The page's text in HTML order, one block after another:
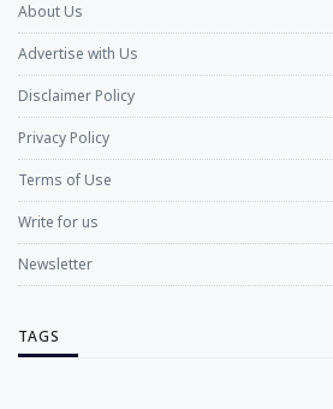
About Us
Advertise with Us
Disclaimer Policy
Privacy Policy
Terms of Use
Write for us
Newsletter
TAGS